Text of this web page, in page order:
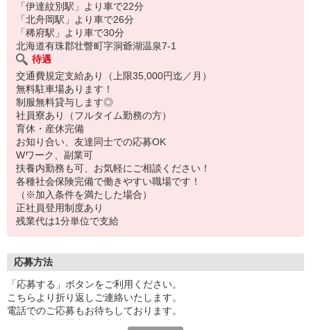
「伊達紋別駅」より車で22分
「北舟岡駅」より車で26分
「稀府駅」より車で30分
北海道有珠郡壮瞥町字洞爺湖温泉7-1
待遇
交通費規定支給あり（上限35,000円迄／月）
無料駐車場あります！
制服無料貸与します◎
社員寮あり（フルタイム勤務の方）
育休・産休完備
お知り合い、友達同士での応募OK
Wワーク、副業可
扶養内勤務も可、お気軽にご相談ください！
各種社会保険完備で働きやすい職場です！
（※加入条件を満たした場合）
正社員登用制度あり
残業代は1分単位で支給
応募方法
「応募する」ボタンをご利用ください。
こちらより折り返しご連絡いたします。
電話でのご応募もお待ちしております。